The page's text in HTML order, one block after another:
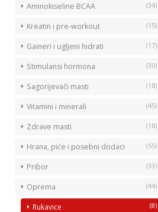
Aminokiseline BCAA (34)
Kreatin i pre-workout (15)
Gaineri i ugljeni hidrati (17)
Stimulansi hormona (30)
Sagorijevači masti (18)
Vitamini i minerali (45)
Zdrave masti (18)
Hrana, piće i posebni dodaci (55)
Pribor (33)
Oprema (44)
Rukavice (8)